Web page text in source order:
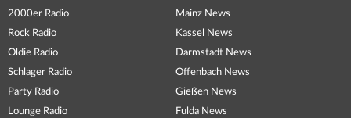
2000er Radio
Rock Radio
Oldie Radio
Schlager Radio
Party Radio
Lounge Radio
Mainz News
Kassel News
Darmstadt News
Offenbach News
Gießen News
Fulda News